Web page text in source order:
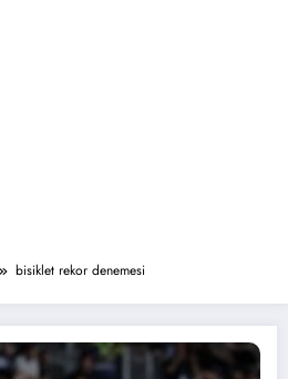
bisiklet rekor denemesi